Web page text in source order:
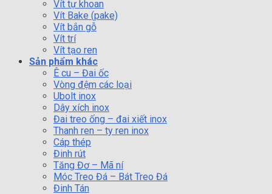
Vít tự khoan
Vít Bake (pake)
Vít bắn gỗ
Vít trí
Vít tạo ren
Sản phẩm khác
Ê cu – Đai ốc
Vòng đệm các loại
Ubolt inox
Dây xích inox
Đai treo ống – đai xiết inox
Thanh ren – ty ren inox
Cáp thép
Đinh rút
Tăng Đơ – Mã ní
Móc Treo Đá – Bát Treo Đá
Đinh Tán